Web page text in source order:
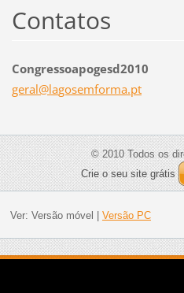
Contatos
Congressoapogesd2010
geral@lagosemforma.pt
© 2010 Todos os
Crie o seu site grátis
Ver: Versão móvel Versão PC